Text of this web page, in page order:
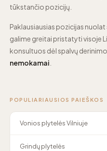
tūkstančio pozicijų.
Paklausiausias pozicijas nuolat
galime greitai pristatyti visoje
konsultuos dėl spalvų
nemokamai
POPULIARIAUSIOS PAIEŠKOS
Vonios plytelės Vilniuje
Grindų plytelės